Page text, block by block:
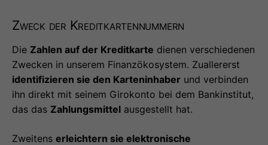
Zweck der Kreditkartennummern
Die Zahlen auf der Kreditkarte dienen verschiedenen
Zwecken in unserem Finanzökosystem. Zuallererst
identifizieren sie den Karteninhaber und verbinden
ihn direkt mit seinem Girokonto bei dem Bankinstitut,
das das Zahlungsmittel ausgestellt hat.
Zweitens erleichtern sie elektronische